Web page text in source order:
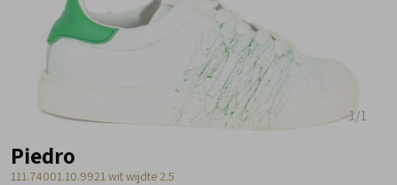
1/1
Piedro
111.74001.10.9921 wit wijdte 2.5